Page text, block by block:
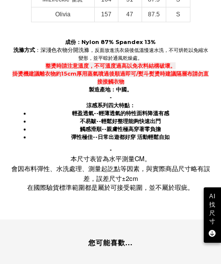
Olivia 157 47 87.5 S
成份：Nylon 87% Spandex 13%
洗滌方式：深淺色衣物分開洗滌， 反面放進洗衣袋後低溫慢速水洗，不可烘乾以免縮水
變形，並平晾於通風乾燥處。
整燙時請注意溫度，不可溫度過高以免衣料結構破壞。
掛燙機建議離衣物約15cm厚用蒸氣噴過後順過即可/熨斗熨燙時建議隔層布請勿直
接接觸衣物
製造產地：中國。
-
涼感系列四大特點：
輕盈透氣--輕薄透氣的特性面料降溫有感
不易皺--輕鬆好整理能夠快速出門
觸感滑順--親膚性極高穿著零負擔
彈性極佳--日常出遊都好穿 活動輕鬆自如
-
本尺寸表皆為水平測量CM。
會因布料彈性、水洗處理、測量起訖點等因素，與實際商品尺寸略有誤
差，誤差尺寸±2cm
在國際驗貨標準範圍都是屬於可接受範圍，並不屬於瑕疵。
您可能喜歡...
AI
找
尺
寸